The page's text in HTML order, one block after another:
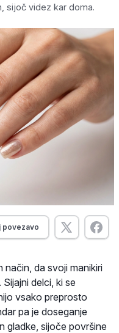
sijoč videz kar doma.
povezavo
način, da svoji manikiri
delci, ki se
vsako preprosto
pa je doseganje
gladke, sijoče površine